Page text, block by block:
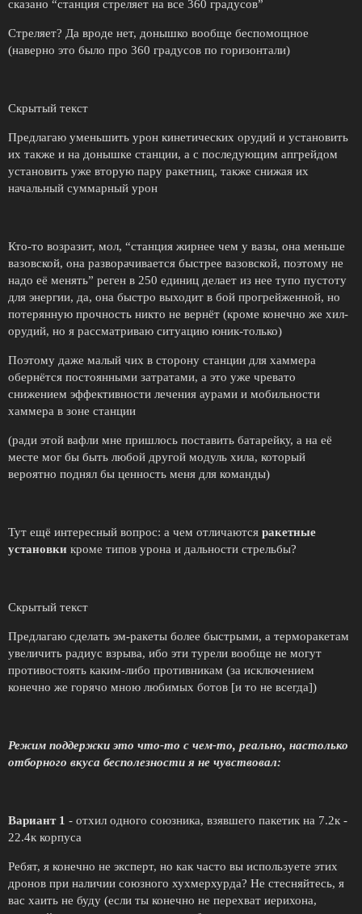
сказано “станция стреляет на все 360 градусов”
Стреляет? Да вроде нет, донышко вообще беспомощное
(наверно это было про 360 градусов по горизонтали)
Скрытый текст
Предлагаю уменьшить урон кинетических орудий и установить
их также и на донышке станции, а с последующим апгрейдом
установить уже вторую пару ракетниц, также снижая их
начальный суммарный урон
Кто-то возразит, мол, “станция жирнее чем у вазы, она меньше
вазовской, она разворачивается быстрее вазовской, поэтому не
надо её менять” реген в 250 единиц делает из нее тупо пустоту
для энергии, да, она быстро выходит в бой прогрейженной, но
потерянную прочность никто не вернёт (кроме конечно же хил-
орудий, но я рассматриваю ситуацию юник-только)
Поэтому даже малый чих в сторону станции для хаммера
обернётся постоянными затратами, а это уже чревато
снижением эффективности лечения аурами и мобильности
хаммера в зоне станции
(ради этой вафли мне пришлось поставить батарейку, а на её
месте мог бы быть любой другой модуль хила, который
вероятно поднял бы ценность меня для команды)
Тут ещё интересный вопрос: а чем отличаются ракетные
установки кроме типов урона и дальности стрельбы?
Скрытый текст
Предлагаю сделать эм-ракеты более быстрыми, а терморакетам
увеличить радиус взрыва, ибо эти турели вообще не могут
противостоять каким-либо противникам (за исключением
конечно же горячо мною любимых ботов [и то не всегда])
Режим поддержки это что-то с чем-то, реально, настолько
отборного вкуса бесполезности я не чувствовал:
Вариант 1 - отхил одного союзника, взявшего пакетик на 7.2к -
22.4к корпуса
Ребят, я конечно не эксперт, но как часто вы используете этих
дронов при наличии союзного хухмерхурда? Не стесняйтесь, я
вас хаить не буду (если ты конечно не перехват иерихона,